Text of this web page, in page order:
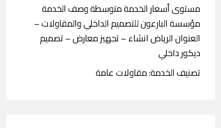
مستوى أسعار الخدمة متوسطة وصف الخدمة
مؤسسة البارعون للتصميم الداخلي والمقاولات –
العنوان الرياض انشاء – تجهيز معارض – تصميم
ديكور داخلي
تصنيف الخدمة: مقاولات عامة